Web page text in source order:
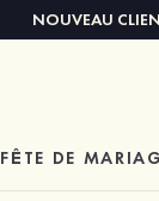
NOUVEAU
FÊTE DE